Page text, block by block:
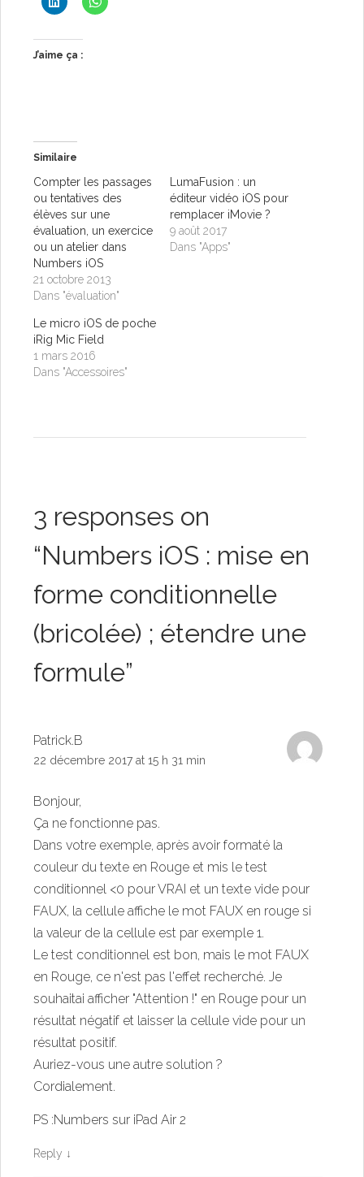
J’aime ça :
Similaire
Compter les passages
ou tentatives des
élèves sur une
évaluation, un exercice
ou un atelier dans
Numbers iOS
21 octobre 2013
Dans "évaluation"
LumaFusion : un
éditeur vidéo iOS pour
remplacer iMovie ?
9 août 2017
Dans "Apps"
Le micro iOS de poche
iRig Mic Field
1 mars 2016
Dans "Accessoires"
3 responses on
“Numbers iOS : mise en
forme conditionnelle
(bricolée) ; étendre une
formule”
Patrick.B
22 décembre 2017 at 15 h 31 min
Bonjour,
Ça ne fonctionne pas.
Dans votre exemple, après avoir formaté la
couleur du texte en Rouge et mis le test
conditionnel <0 pour VRAI et un texte vide pour
FAUX, la cellule affiche le mot FAUX en rouge si
la valeur de la cellule est par exemple 1.
Le test conditionnel est bon, mais le mot FAUX
en Rouge, ce n'est pas l'effet recherché. Je
souhaitai afficher "Attention !" en Rouge pour un
résultat négatif et laisser la cellule vide pour un
résultat positif.
Auriez-vous une autre solution ?
Cordialement.
PS :Numbers sur iPad Air 2
Reply ↓